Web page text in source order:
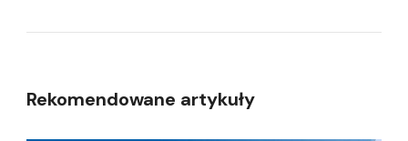
Rekomendowane artykuły